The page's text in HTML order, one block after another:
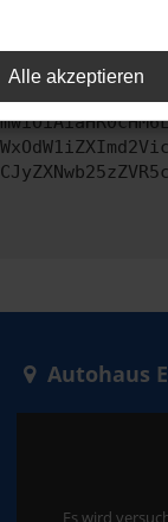
Du kannst uns
Autohaus
Es wird
Alle akzeptieren